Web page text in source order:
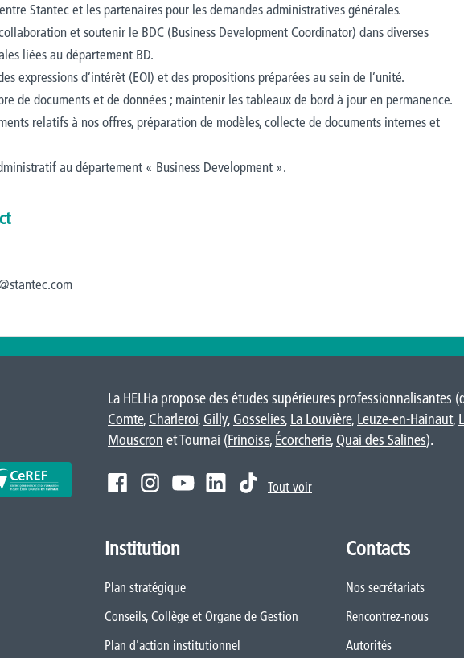
Stantec et les partenaires pour les demandes administratives générales.
et soutenir le BDC (Business Development Coordinator) dans diverses
liées au département BD.
expressions d’intérêt (EOI) et des propositions préparées au sein de l’unité.
de documents et de données ; maintenir les tableaux de bord à jour en permanence.
relatifs à nos offres, préparation de modèles, collecte de documents internes et
au département « Business Development ».
La HELHa propose des études supérieures
Comte, Charleroi, Gilly, Gosselies, La Louvière, Leuze-en-Hainaut,
Mouscron et Tournai (Frinoise, Écorcherie, Quai des Salines).
Tout voir
Institution
Plan stratégique
Conseils, Collège et Organe de Gestion
Plan d'action institutionnel
Contacts
Nos secrétariats
Rencontrez-nous
Autorités